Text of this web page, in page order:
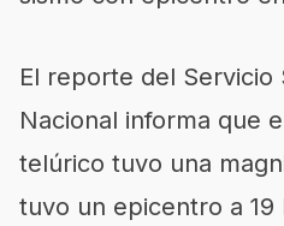
El reporte del Servicio
Nacional informa que
telúrico tuvo una
tuvo un epicentro a 19